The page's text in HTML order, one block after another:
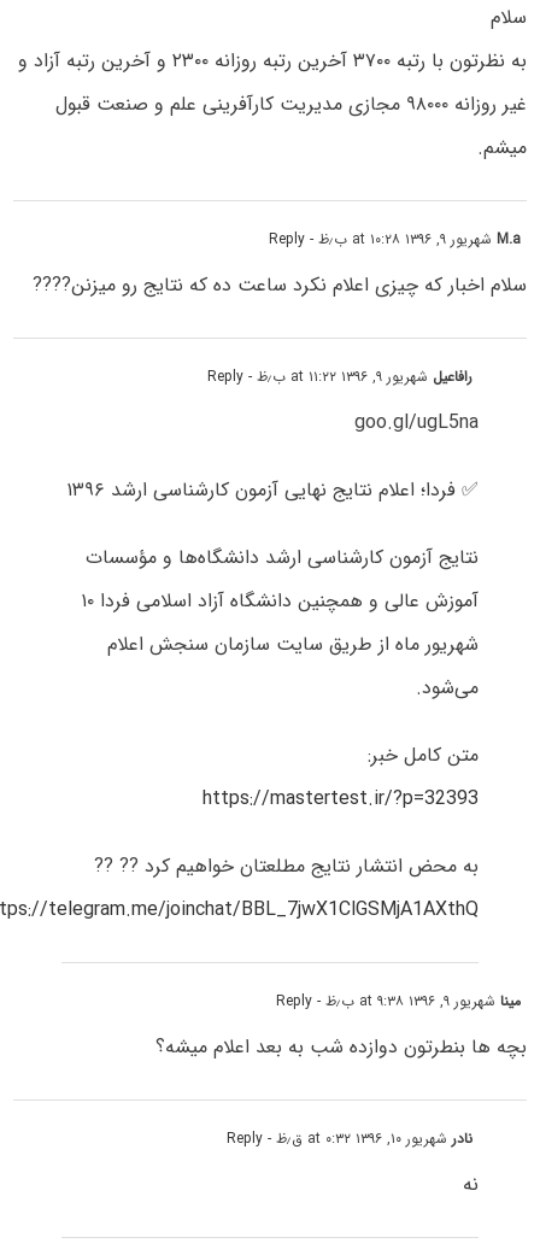
سلام
به نظرتون با رتبه ۳۷۰۰ آخرین رتبه روزانه ۲۳۰۰ و آخرین رتبه آزاد و
غیر روزانه ۹۸۰۰۰ مجازی مدیریت کارآفرینی علم و صنعت قبول
میشم.
M.aشهریور ۹, ۱۳۹۶ at ۱۰:۲۸ ب٫ظ - Reply
سلام اخبار که چیزی اعلام نکرد ساعت ده که نتایج رو میزنن????
رافاعیل شهریور ۹, ۱۳۹۶ at ۱۱:۲۲ ب٫ظ - Reply
goo.gl/ugL5na
✅ فردا؛ اعلام نتایج نهایی آزمون کارشناسی ارشد ۱۳۹۶
نتایج آزمون کارشناسی ارشد دانشگاه‌ها و مؤسسات
آموزش عالی و همچنین دانشگاه آزاد اسلامی فردا ۱۰
شهریور ماه از طریق سایت سازمان سنجش اعلام
می‌شود.
متن کامل خبر:
https://mastertest.ir/?p=32393
به محض انتشار نتایج مطلعتان خواهیم کرد ?? ??
telegram.me/joinchat/BBL_7jwX1ClGSMjA1AXthQ
میناشهریور ۹, ۱۳۹۶ at ۹:۳۸ ب٫ظ - Reply
بچه ها بنطرتون دوازده شب به بعد اعلام میشه؟
نادرشهریور ۱۰, ۱۳۹۶ at ۰:۳۲ ق٫ظ - Reply
نه